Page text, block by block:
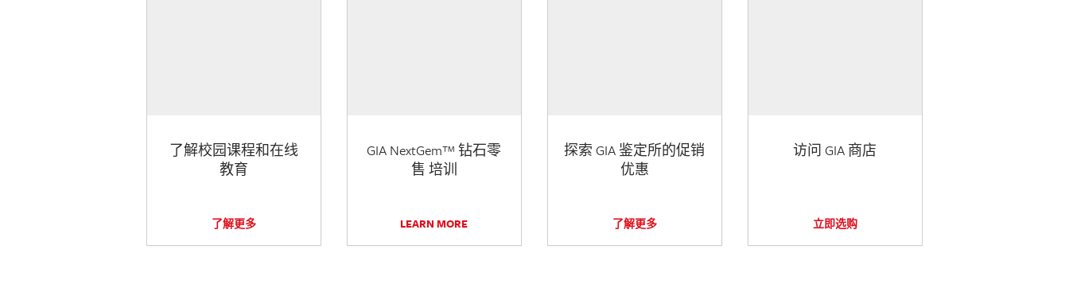
了解校园课程和在线
教育
了解更多
GIA NextGem™ 钻石零
售 培训
LEARN MORE
探索 GIA 鉴定所的促销
优惠
了解更多
访问 GIA 商店
立即选购